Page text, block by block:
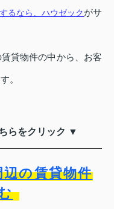
るなら、ハウゼックがサ
貸物件の中から、お客
。
らをクリック ▼
の賃貸物件